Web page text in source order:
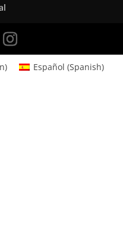
) Español (Spanish)